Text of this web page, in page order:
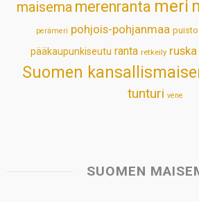
maisema merenranta meri
perämeri pohjois-pohjanmaa puisto
pääkaupunkiseutu ranta retkeily ruska
Suomen
tunturi vene
SUOMEN